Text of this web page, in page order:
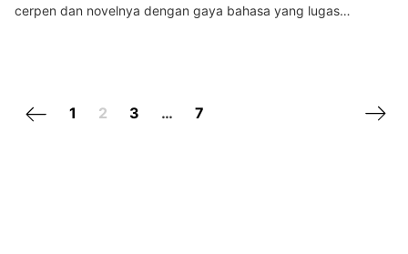
cerpen dan novelnya dengan gaya bahasa yang lugas…
Previous page
1 2 3 … 7 Next